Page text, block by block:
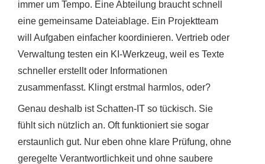
immer um Tempo. Eine Abteilung braucht schnell
eine gemeinsame Dateiablage. Ein Projektteam
will Aufgaben einfacher koordinieren. Vertrieb oder
Verwaltung testen ein KI-Werkzeug, weil es Texte
schneller erstellt oder Informationen
zusammenfasst. Klingt erstmal harmlos, oder?
Genau deshalb ist Schatten-IT so tückisch. Sie
fühlt sich nützlich an. Oft funktioniert sie sogar
erstaunlich gut. Nur eben ohne klare Prüfung, ohne
geregelte Verantwortlichkeit und ohne saubere